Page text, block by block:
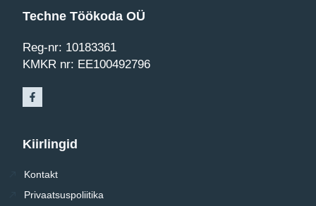
Techne Töökoda OÜ
Reg-nr: 10183361
KMKR nr: EE100492796
Kiirlingid
Kontakt
Privaatsuspoliitika